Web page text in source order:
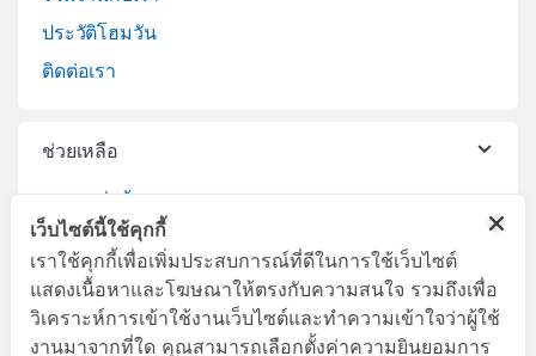
ประวัติโฮมวัน
ติดต่อเรา
ช่วยเหลือ
บริการจัดส่งสินค้า
เปลี่ยนคืนสินค้า
เว็บไซต์นี้ใช้คุกกี้
เราใช้คุกกี้เพื่อเพิ่มประสบการณ์ที่ดีในการใช้เว็บไซต์
แสดงเนื้อหาและโฆษณาให้ตรงกับความสนใจ รวมถึงเพื่อ
วิเคราะห์การเข้าใช้งานเว็บไซต์และทำความเข้าใจว่าผู้ใช้
งานมาจากที่ใด คุณสามารถเลือกตั้งค่าความยินยอมการ